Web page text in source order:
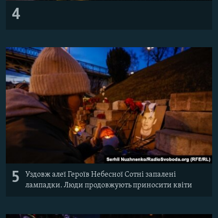
4
5
Уздовж алеї Героїв Небесної Сотні запалені
лампадки. Люди продовжують приносити квіти